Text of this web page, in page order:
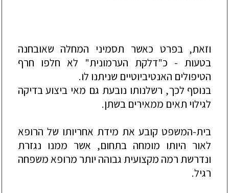
וזאת, בפרט כאשר תסמיני המחלה שאובחנה
בטעות - כ"דלקת הערמונית" לא חלפו חרף
הטיפולים האנטיביוטיים שניתנו לו.
בנוסף לכך, רשלנותו נובעת גם מאי ביצוע בדיקה
לגילוי תאים ממאירים בשתן.
בית-המשפט קובע את מידת אחריותו של הרופא
לאור היותו מומחה בתחום, אשר ממנו נגזרת
ונדרשת רמה מקצועית גבוהה יותר מרופא משפחה
רגיל.